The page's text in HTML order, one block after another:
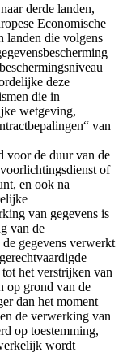
derde landen,
Economische
landen die volgens
deze
die in
wetgeving,
van
voor de duur van de
of
en ook na
van gegevens is
van de
gegevens verwerkt
het verstrijken van
op grond van de
dan het moment
de verwerking van
op toestemming,
wordt